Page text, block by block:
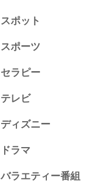
スポット
スポーツ
セラピー
テレビ
ディズニー
ドラマ
バラエティー番組